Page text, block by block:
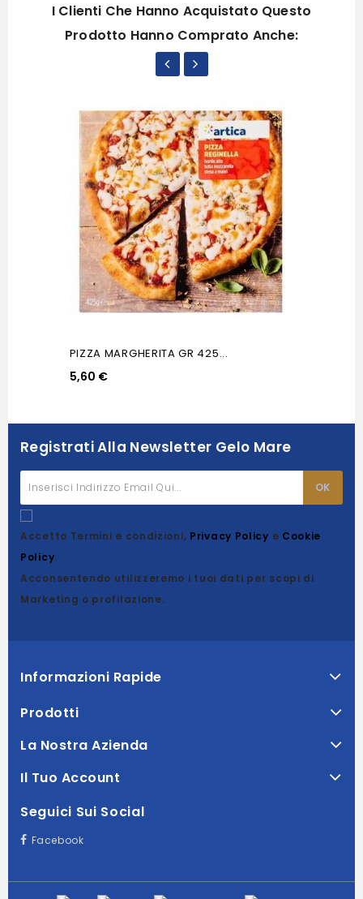
I Clienti Che Hanno Acquistato Questo
Prodotto Hanno Comprato Anche:
PIZZA MARGHERITA GR 425...
5,60 €
Registrati Alla Newsletter Gelo Mare
Accetto Termini e condizioni, Privacy Policy e Cookie
Policy.
Acconsentendo utilizzeremo i tuoi dati per scopi di
Marketing o profilazione.
Informazioni Rapide
Prodotti
La Nostra Azienda
Il Tuo Account
Seguici Sui Social
Facebook